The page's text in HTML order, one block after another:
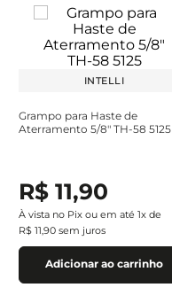
INTELLI
Grampo para Haste de
Aterramento 5/8" TH-58 5125
R$ 11,90
À vista no Pix ou em até 1x de
R$ 11,90 sem juros
Adicionar ao carrinho